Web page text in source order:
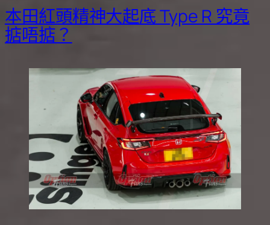
本田紅頭精神大起底 Type R 究竟
掂唔掂？